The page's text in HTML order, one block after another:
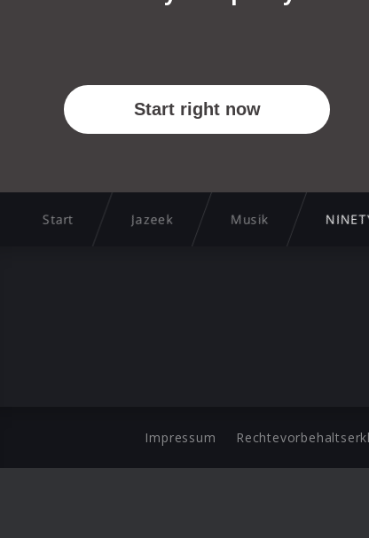
Start Jazeek Musik
Impressum